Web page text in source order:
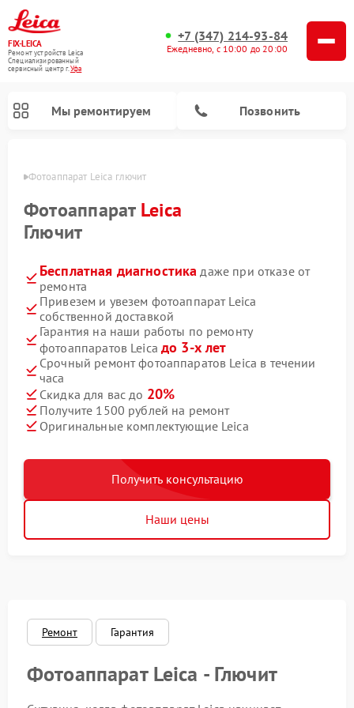
FIX-LEICA
Ремонт устройств Leica
Специализированный
cервисный центр г.Уфа
+7 (347) 214-93-84
Ежедневно, с 10:00 до 20:00
Мы ремонтируем Позвонить
Фотоаппарат Leica глючит
Фотоаппарат Leica
Глючит
Бесплатная диагностика даже при отказе от
ремонта
Привезем и увезем фотоаппарат Leica
собственной доставкой
Гарантия на наши работы по ремонту
фотоаппаратов Leicaдо 3-х лет
Срочный ремонт фотоаппаратов Leica в течении
часа
Скидка для вас до 20%
Получите 1500 рублей на ремонт
Оригинальные комплектующие Leica
Получить консультацию
Наши цены
Ремонт Гарантия
Фотоаппарат Leica - Глючит